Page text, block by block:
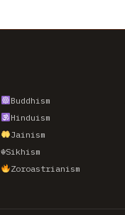
Buddhism
Hinduism
Jainism
☬Sikhism
Zoroastrianism